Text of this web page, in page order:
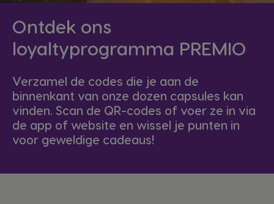
Ontdek ons
loyaltyprogramma PREMIO
Verzamel de codes die je aan de
binnenkant van onze dozen capsules kan
vinden. Scan de QR-codes of voer ze in via
de app of website en wissel je punten in
voor geweldige cadeaus!